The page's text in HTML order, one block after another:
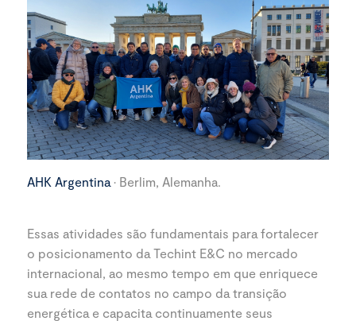
AHK Argentina · Berlim, Alemanha.
Essas atividades são fundamentais para fortalecer
o posicionamento da Techint E&C no mercado
internacional, ao mesmo tempo em que enriquece
sua rede de contatos no campo da transição
energética e capacita continuamente seus